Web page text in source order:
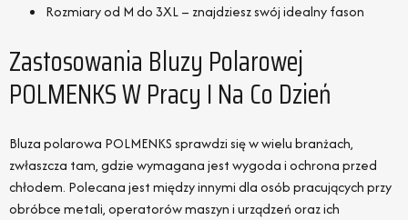
Rozmiary od M do 3XL – znajdziesz swój idealny fason
Zastosowania Bluzy Polarowej
POLMENKS W Pracy I Na Co Dzień
Bluza polarowa POLMENKS sprawdzi się w wielu branżach,
zwłaszcza tam, gdzie wymagana jest wygoda i ochrona przed
chłodem. Polecana jest między innymi dla osób pracujących przy
obróbce metali, operatorów maszyn i urządzeń oraz ich